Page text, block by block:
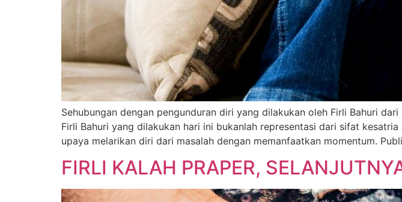
Sehubungan dengan pengunduran diri yang dilakukan oleh Firli Bahuri
Firli Bahuri yang dilakukan hari ini bukanlah representasi dari sifat
upaya melarikan diri dari masalah dengan memanfaatkan momentum.
FIRLI KALAH PRAPER,